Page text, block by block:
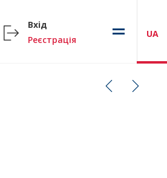
Вхід
Реєстрація
UA